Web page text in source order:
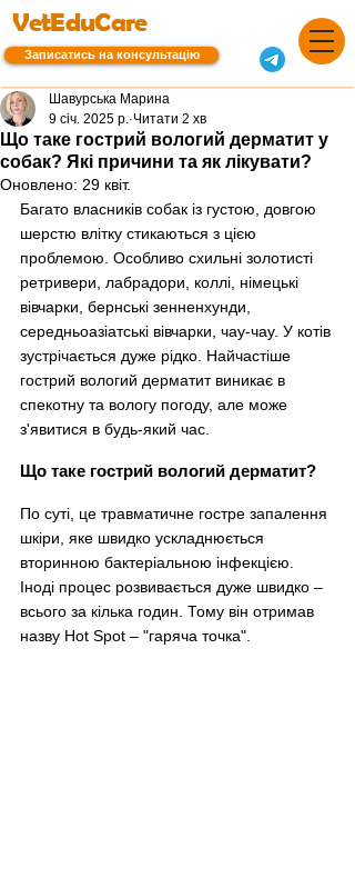
VetEduCare
Записатись на консультацію
Що таке гострий вологий дерматит у
собак? Які причини та як лікувати?
Шавурська Марина
9 січ. 2025 р. Читати 2 хв
Оновлено: 29 квіт.
Багато власників собак із густою, довгою
шерстю влітку стикаються з цією
проблемою. Особливо схильні золотисті
ретривери, лабрадори, коллі, німецькі
вівчарки, бернські зенненхунди,
середньоазіатські вівчарки, чау-чау. У котів
зустрічається дуже рідко. Найчастіше
гострий вологий дерматит виникає в
спекотну та вологу погоду, але може
з'явитися в будь-який час.
Що таке гострий вологий дерматит?
По суті, це травматичне гостре запалення
шкіри, яке швидко ускладнюється
вторинною бактеріальною інфекцією.
Іноді процес розвивається дуже швидко –
всього за кілька годин. Тому він отримав
назву Hot Spot – "гаряча точка".